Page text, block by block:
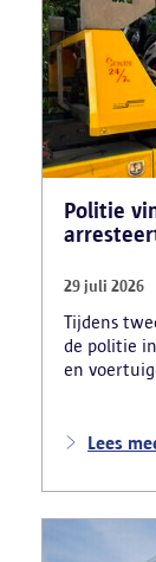
Politie
29 juli 2026
Tijdens
de politie
en
beslag
Lees